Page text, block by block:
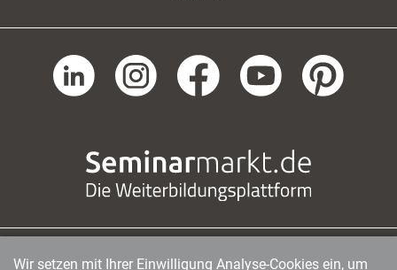
managerSeminare Verlags GmbH | Endenicher Str. 41 |
Wir setzen mit Ihrer Einwilligung Analyse-Cookies ein, um